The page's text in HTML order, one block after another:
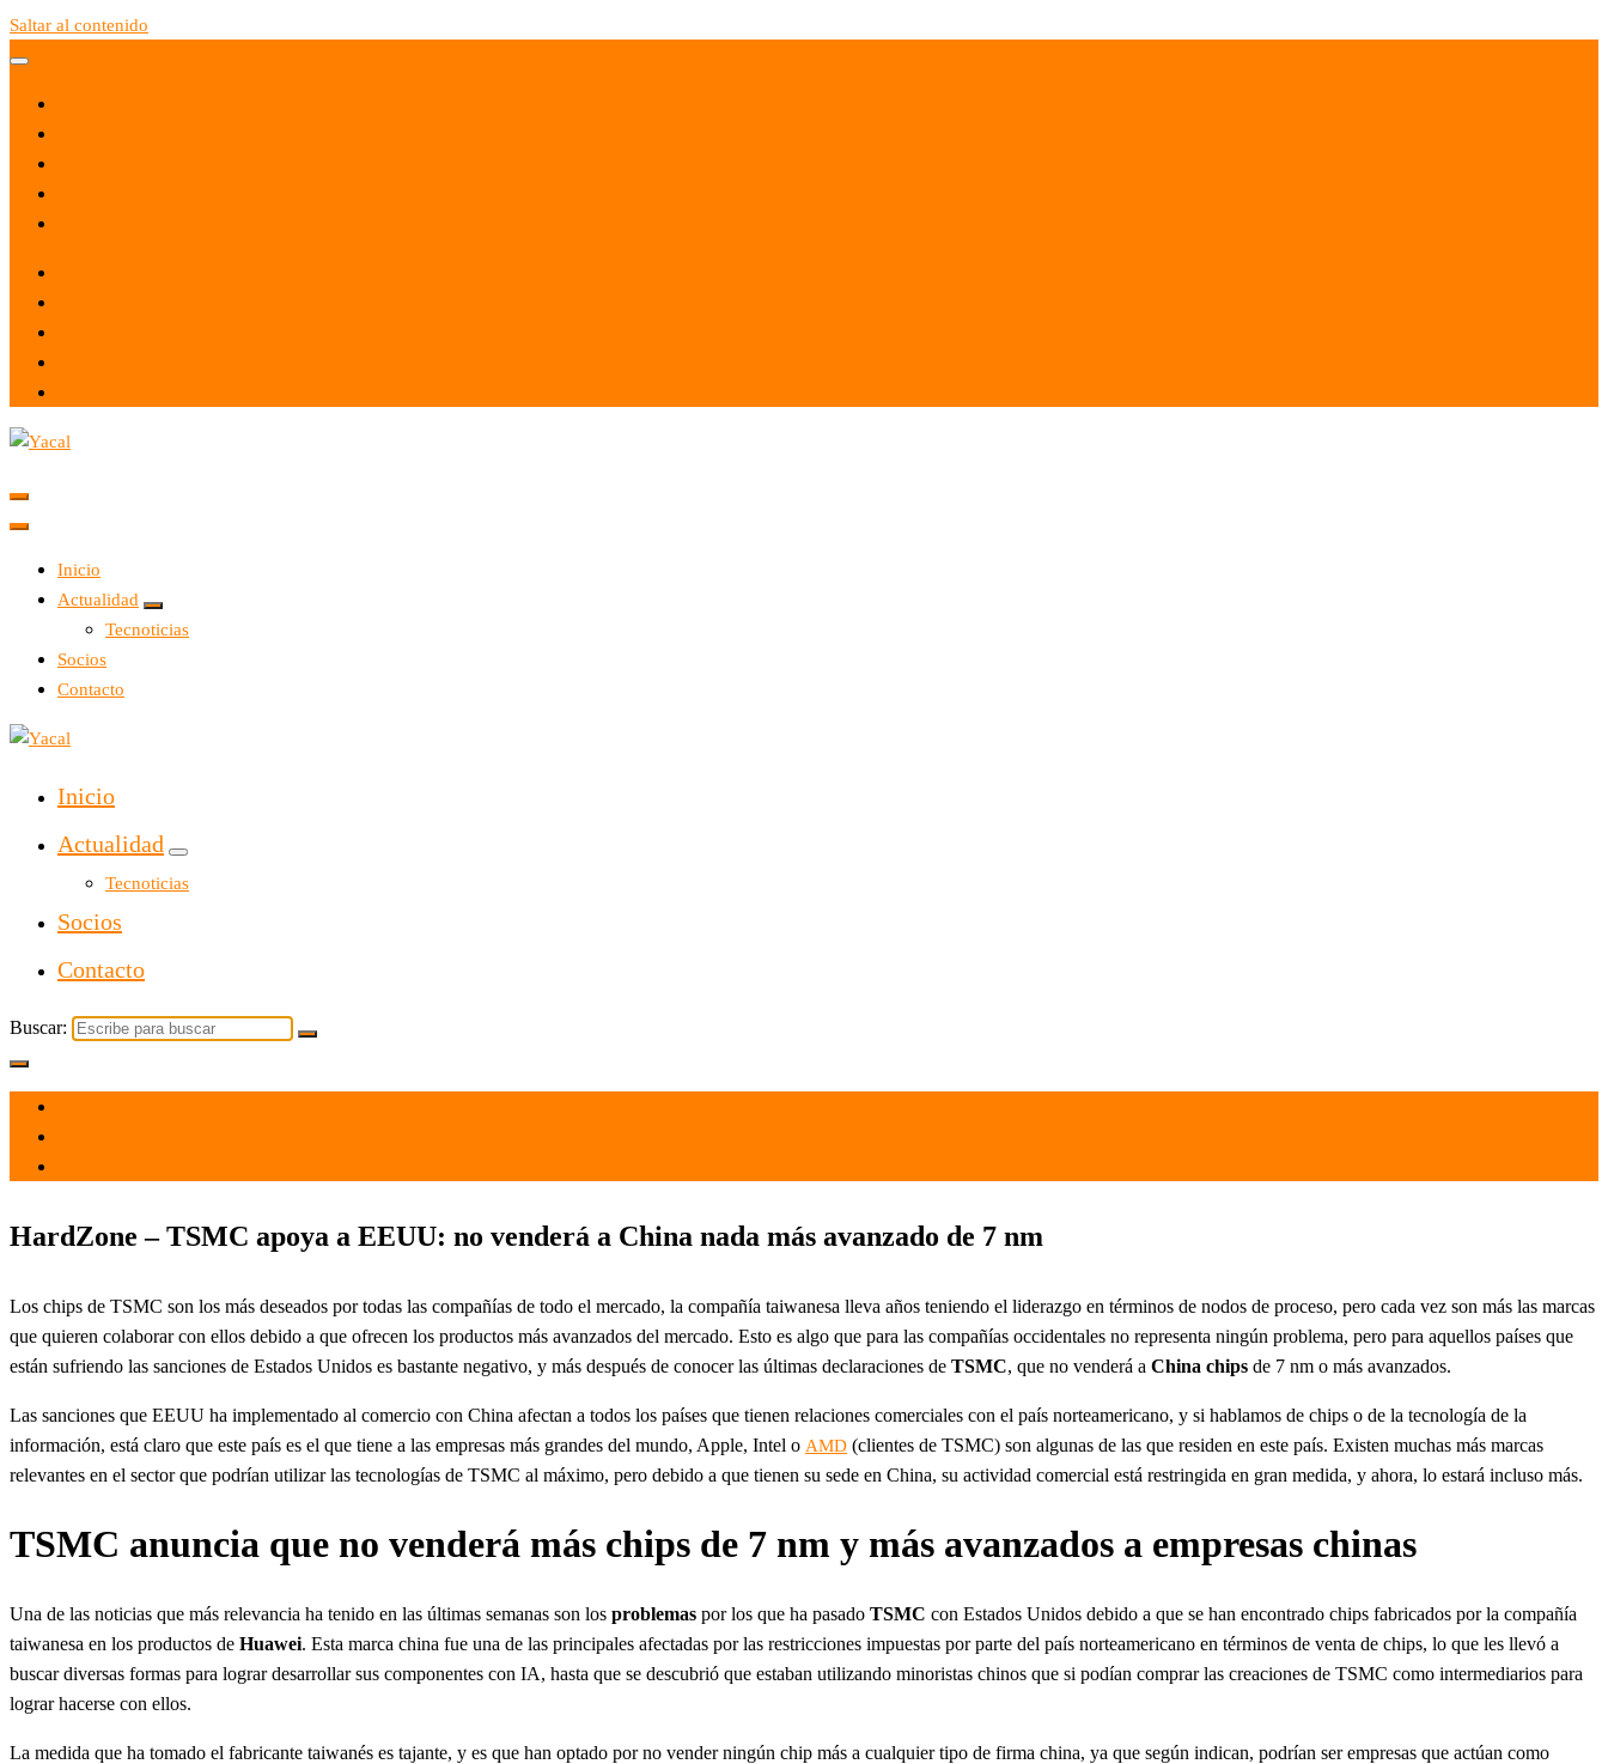
Saltar al contenido
Yacal micro hosting
Inicio
Actualidad
Tecnoticias
Socios
Contacto
Yacal micro hosting
Inicio
Actualidad
Tecnoticias
Socios
Contacto
Buscar:
HardZone – TSMC apoya a EEUU: no venderá a China nada más avanzado de 7 nm
Los chips de TSMC son los más deseados por todas las compañías de todo el mercado, la compañía taiwanesa lleva años teniendo el liderazgo en términos de nodos de proceso, pero cada vez son más las marcas
que quieren colaborar con ellos debido a que ofrecen los productos más avanzados del mercado. Esto es algo que para las compañías occidentales no representa ningún problema, pero para aquellos países que
están sufriendo las sanciones de Estados Unidos es bastante negativo, y más después de conocer las últimas declaraciones de TSMC, que no venderá a China chips de 7 nm o más avanzados.
Las sanciones que EEUU ha implementado al comercio con China afectan a todos los países que tienen relaciones comerciales con el país norteamericano, y si hablamos de chips o de la tecnología de la
información, está claro que este país es el que tiene a las empresas más grandes del mundo, Apple, Intel o AMD (clientes de TSMC) son algunas de las que residen en este país. Existen muchas más marcas
relevantes en el sector que podrían utilizar las tecnologías de TSMC al máximo, pero debido a que tienen su sede en China, su actividad comercial está restringida en gran medida, y ahora, lo estará incluso más.
TSMC anuncia que no venderá más chips de 7 nm y más avanzados a empresas chinas
Una de las noticias que más relevancia ha tenido en las últimas semanas son los problemas por los que ha pasado TSMC con Estados Unidos debido a que se han encontrado chips fabricados por la compañía
taiwanesa en los productos de Huawei. Esta marca china fue una de las principales afectadas por las restricciones impuestas por parte del país norteamericano en términos de venta de chips, lo que les llevó a
buscar diversas formas para lograr desarrollar sus componentes con IA, hasta que se descubrió que estaban utilizando minoristas chinos que si podían comprar las creaciones de TSMC como intermediarios para
lograr hacerse con ellos.
La medida que ha tomado el fabricante taiwanés es tajante, y es que han optado por no vender ningún chip más a cualquier tipo de firma china, ya que según indican, podrían ser empresas que actúan como